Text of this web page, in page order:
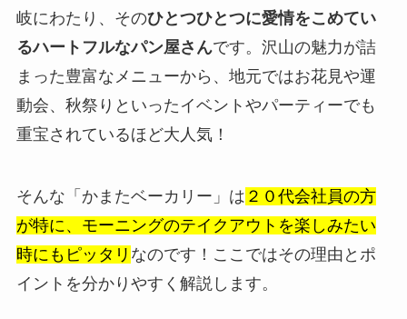
岐にわたり、そのひとつひとつに愛情をこめてい
るハートフルなパン屋さんです。沢山の魅力が詰
まった豊富なメニューから、地元ではお花見や運
動会、秋祭りといったイベントやパーティーでも
重宝されているほど大人気！
そんな「かまたベーカリー」は ２０代会社員の方
が特に、モーニングのテイクアウトを楽しみたい
時にもピッタリ なのです！ここではその理由とポ
イントを分かりやすく解説します。